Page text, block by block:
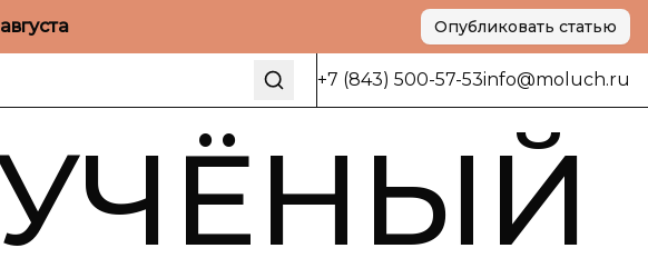
Опубликовать статью
+7 (843) 500-57-53info@moluch.ru